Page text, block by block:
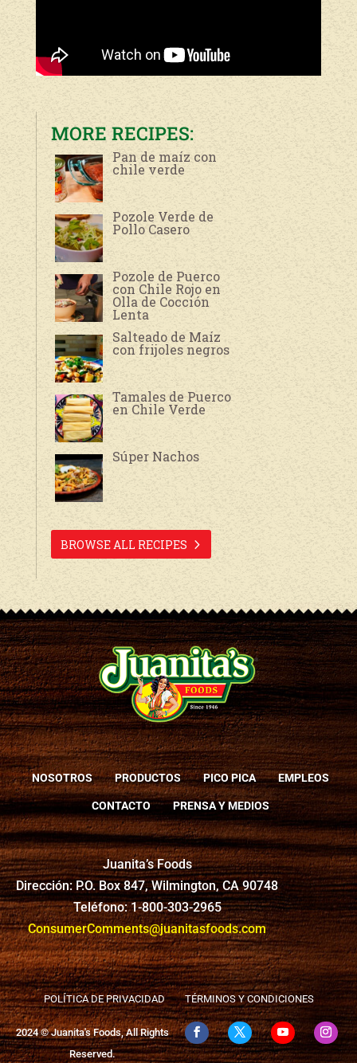
MORE RECIPES:
Pan de maíz con
chile verde
Pozole Verde de
Pollo Casero
Pozole de Puerco
con Chile Rojo en
Olla de Cocción
Lenta
Salteado de Maíz
con frijoles negros
Tamales de Puerco
en Chile Verde
Súper Nachos
BROWSE ALL RECIPES
NOSOTROS PRODUCTOS PICO PICA EMPLEOS
CONTACTO PRENSA Y MEDIOS
Juanita’s Foods
Dirección: P.O. Box 847, Wilmington, CA 90748
Teléfono: 1-800-303-2965
ConsumerComments@juanitasfoods.com
POLÍTICA DE PRIVACIDAD TÉRMINOS Y CONDICIONES
2024 © Juanita's Foods, All Rights
Reserved.